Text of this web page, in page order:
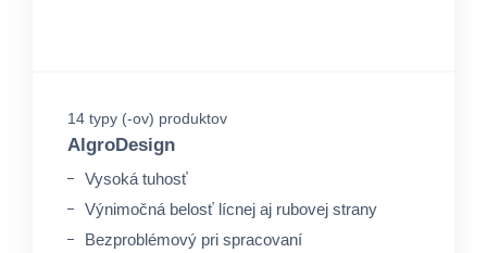
14 typy (-ov) produktov
AlgroDesign
Vysoká tuhosť
Výnimočná belosť lícnej aj rubovej strany
Bezproblémový pri spracovaní